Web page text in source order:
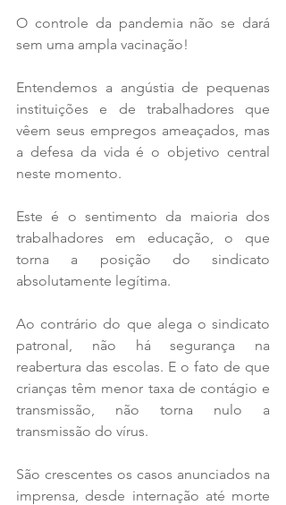
O controle da pandemia não se dará
sem uma ampla vacinação!
Entendemos a angústia de pequenas
instituições e de trabalhadores que
vêem seus empregos ameaçados, mas
a defesa da vida é o objetivo central
neste momento.
Este é o sentimento da maioria dos
trabalhadores em educação, o que
torna a posição do sindicato
absolutamente legítima.
Ao contrário do que alega o sindicato
patronal, não há segurança na
reabertura das escolas. E o fato de que
crianças têm menor taxa de contágio e
transmissão, não torna nulo a
transmissão do vírus.
São crescentes os casos anunciados na
imprensa, desde internação até morte